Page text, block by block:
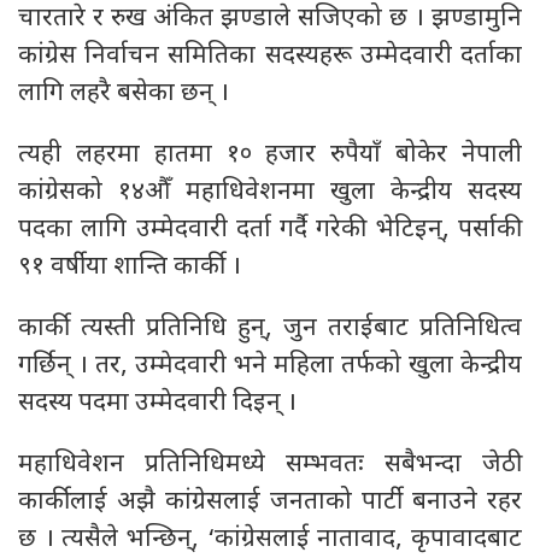
चारतारे र रुख अंकित झण्डाले सजिएको छ । झण्डामुनि
कांग्रेस निर्वाचन समितिका सदस्यहरू उम्मेदवारी दर्ताका
लागि लहरै बसेका छन् ।
त्यही लहरमा हातमा १० हजार रुपैयाँ बोकेर नेपाली
कांग्रेसको १४औँ महाधिवेशनमा खुला केन्द्रीय सदस्य
पदका लागि उम्मेदवारी दर्ता गर्दै गरेकी भेटिइन्, पर्साकी
९१ वर्षीया शान्ति कार्की ।
कार्की त्यस्ती प्रतिनिधि हुन्, जुन तराईबाट प्रतिनिधित्व
गर्छिन् । तर, उम्मेदवारी भने महिला तर्फको खुला केन्द्रीय
सदस्य पदमा उम्मेदवारी दिइन् ।
महाधिवेशन प्रतिनिधिमध्ये सम्भवतः सबैभन्दा जेठी
कार्कीलाई अझै कांग्रेसलाई जनताको पार्टी बनाउने रहर
छ । त्यसैले भन्छिन्, ‘कांग्रेसलाई नातावाद, कृपावादबाट